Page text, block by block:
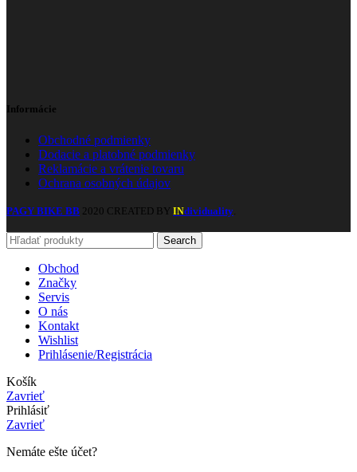
Informácie
Obchodné podmienky
Dodacie a platobné podmienky
Reklamácie a vrátenie tovaru
Ochrana osobných údajov
PAGY BIKE BB 2020 CREATED BY INdividuality
Search
Obchod
Značky
Servis
O nás
Kontakt
Wishlist
Prihlásenie/Registrácia
Košík
Zavrieť
Prihlásiť
Zavrieť
Nemáte ešte účet?